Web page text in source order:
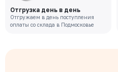
Отгрузка день в день
Отгружаем в день поступления
оплаты со склада в Подмосковье